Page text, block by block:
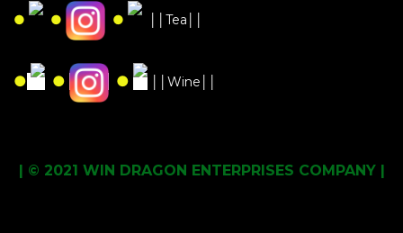
● ● ● ││Tea││
● ● ● ││Wine││
| © 2021 WIN DRAGON ENTERPRISES COMPANY |